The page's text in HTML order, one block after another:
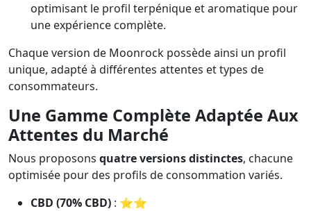
optimisant le profil terpénique et aromatique pour
une expérience complète.
Chaque version de Moonrock possède ainsi un profil
unique, adapté à différentes attentes et types de
consommateurs.
Une Gamme Complète Adaptée Aux
Attentes du Marché
Nous proposons quatre versions distinctes, chacune
optimisée pour des profils de consommation variés.
CBD (70% CBD) : ⭐⭐